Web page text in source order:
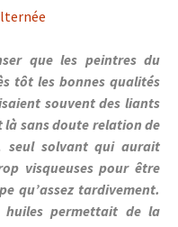
que les peintres du
tôt les bonnes qualités
souvent des liants
là sans doute relation de
seul solvant qui aurait
visqueuses pour être
qu’assez tardivement.
huiles permettait de la